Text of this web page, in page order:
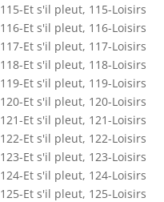
115-Et s'il pleut, 115-Loisirs
116-Et s'il pleut, 116-Loisirs
117-Et s'il pleut, 117-Loisirs
118-Et s'il pleut, 118-Loisirs
119-Et s'il pleut, 119-Loisirs
120-Et s'il pleut, 120-Loisirs
121-Et s'il pleut, 121-Loisirs
122-Et s'il pleut, 122-Loisirs
123-Et s'il pleut, 123-Loisirs
124-Et s'il pleut, 124-Loisirs
125-Et s'il pleut, 125-Loisirs